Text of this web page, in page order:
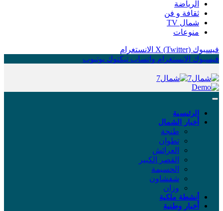
الرياضة
ثقافة و فن
شمال TV
منوعات
فيسبوك X (Twitter) الانستغرام
فيسبوك الانستغرام واتساب تيكتوك يوتيوب
الرئيسية
أخبار الشمال
طنجة
تطوان
العرائش
القصر الكبير
الحسيمة
شفشاون
وزان
أنشطة ملكية
أخبار وطنية